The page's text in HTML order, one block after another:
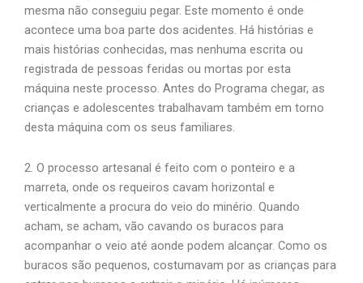
mesma não conseguiu pegar. Este momento é onde
acontece uma boa parte dos acidentes. Há histórias e
mais histórias conhecidas, mas nenhuma escrita ou
registrada de pessoas feridas ou mortas por esta
máquina neste processo. Antes do Programa chegar, as
crianças e adolescentes trabalhavam também em torno
desta máquina com os seus familiares.
2. O processo artesanal é feito com o ponteiro e a
marreta, onde os requeiros cavam horizontal e
verticalmente a procura do veio do minério. Quando
acham, se acham, vão cavando os buracos para
acompanhar o veio até aonde podem alcançar. Como os
buracos são pequenos, costumavam por as crianças para